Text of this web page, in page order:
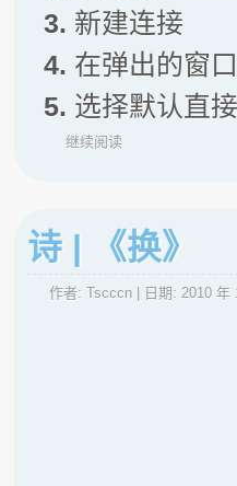
3. 新建连接
4. 在弹出的窗
5. 选择默认直
继续阅读
诗 | 《换》
作者: Tscccn | 日期: 2010 年